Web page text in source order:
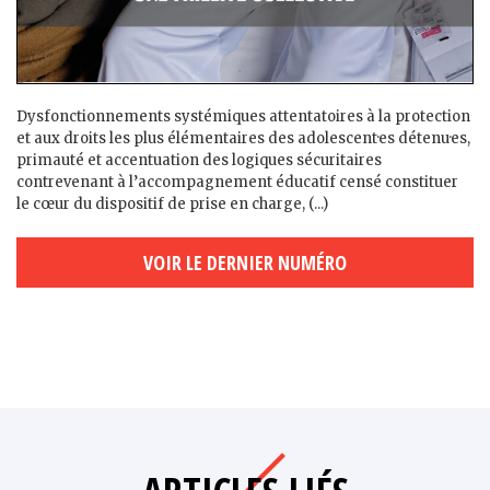
Dysfonctionnements systémiques attentatoires à la protection
et aux droits les plus élémentaires des adolescent·es détenu·es,
primauté et accentuation des logiques sécuritaires
contrevenant à l’accompagnement éducatif censé constituer
le cœur du dispositif de prise en charge, (...)
VOIR LE DERNIER NUMÉRO